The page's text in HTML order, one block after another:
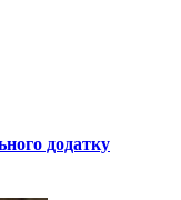
додатку